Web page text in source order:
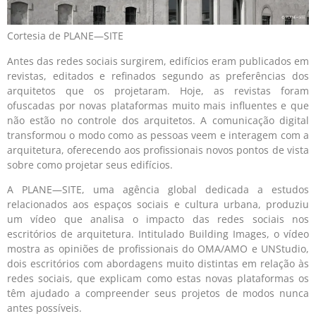
Cortesia de PLANE—SITE
Antes das redes sociais surgirem, edifícios eram publicados em
revistas, editados e refinados segundo as preferências dos
arquitetos que os projetaram. Hoje, as revistas foram
ofuscadas por novas plataformas muito mais influentes e que
não estão no controle dos arquitetos. A comunicação digital
transformou o modo como as pessoas veem e interagem com a
arquitetura, oferecendo aos profissionais novos pontos de vista
sobre como projetar seus edifícios.
A PLANE—SITE, uma agência global dedicada a estudos
relacionados aos espaços sociais e cultura urbana, produziu
um vídeo que analisa o impacto das redes sociais nos
escritórios de arquitetura. Intitulado Building Images, o vídeo
mostra as opiniões de profissionais do OMA/AMO e UNStudio,
dois escritórios com abordagens muito distintas em relação às
redes sociais, que explicam como estas novas plataformas os
têm ajudado a compreender seus projetos de modos nunca
antes possíveis.